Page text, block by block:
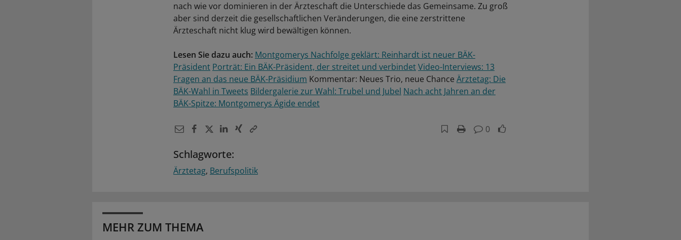
nach wie vor dominieren in der Ärzteschaft die Unterschiede das Gemeinsame. Zu groß
aber sind derzeit die gesellschaftlichen Veränderungen, die eine zerstrittene
Ärzteschaft nicht klug wird bewältigen können.
Lesen Sie dazu auch: Montgomerys Nachfolge geklärt: Reinhardt ist neuer BÄK-
Präsident Porträt: Ein BÄK-Präsident, der streitet und verbindetVideo-Interviews: 13
Fragen an das neue BÄK-Präsidium Kommentar: Neues Trio, neue Chance Ärztetag: Die
BÄK-Wahl in Tweets Bildergalerie zur Wahl: Trubel und Jubel Nach acht Jahren an der
BÄK-Spitze: Montgomerys Ägide endet
0
Schlagworte:
Ärztetag Berufspolitik
MEHR ZUM THEMA